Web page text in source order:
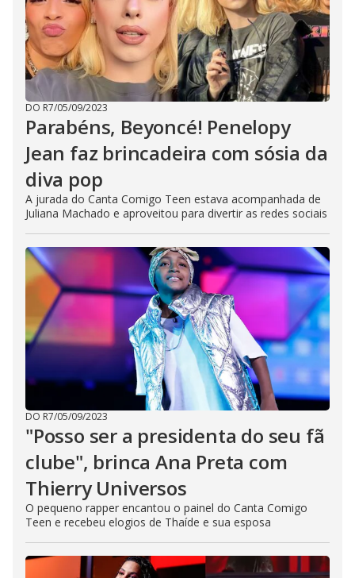
DO R7/05/09/2023
Parabéns, Beyoncé! Penelopy
Jean faz brincadeira com sósia da
diva pop
A jurada do Canta Comigo Teen estava acompanhada de
Juliana Machado e aproveitou para divertir as redes sociais
DO R7/05/09/2023
"Posso ser a presidenta do seu fã
clube", brinca Ana Preta com
Thierry Universos
O pequeno rapper encantou o painel do Canta Comigo
Teen e recebeu elogios de Thaíde e sua esposa